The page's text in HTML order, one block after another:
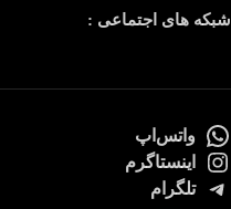
شبکه های اجتماعی :
واتس‌اپ
اینستاگرم
تلگرام